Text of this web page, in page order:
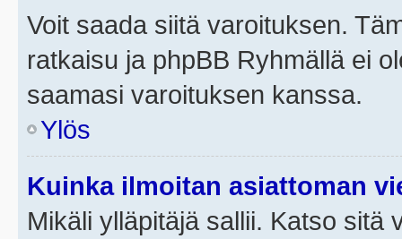
Voit saada siitä varoituksen.
ratkaisu ja phpBB Ryhmällä ei
saamasi varoituksen kanssa.
Ylös
Kuinka ilmoitan asiattoman
Mikäli ylläpitäjä sallii. Katso sitä